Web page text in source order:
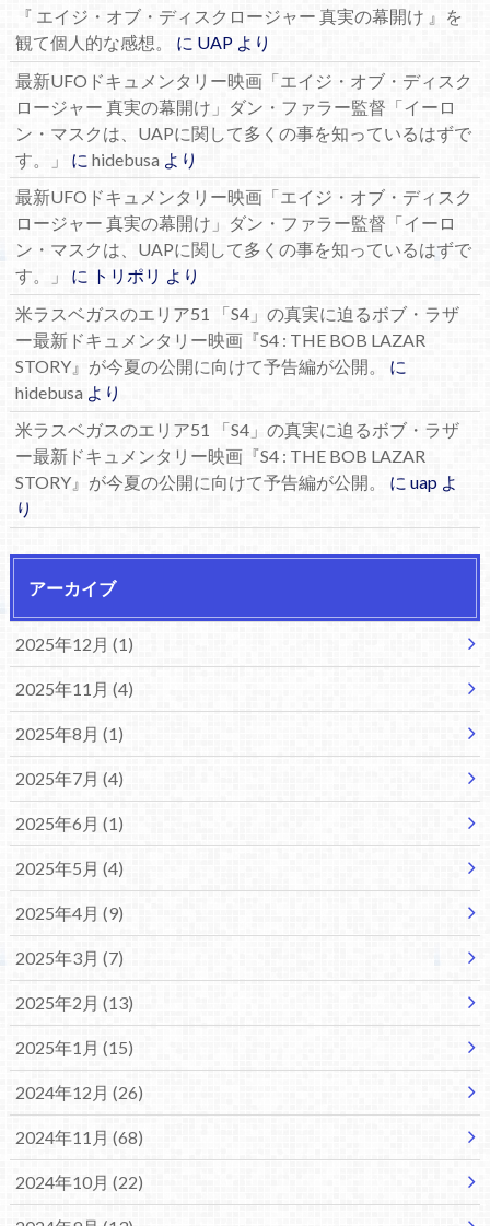
『 エイジ・オブ・ディスクロージャー 真実の幕開け 』を
観て個人的な感想。
に UAPより
最新UFOドキュメンタリー映画「エイジ・オブ・ディスク
ロージャー 真実の幕開け」ダン・ファラー監督「イーロ
ン・マスクは、UAPに関して多くの事を知っているはずで
す。」
に hidebusaより
最新UFOドキュメンタリー映画「エイジ・オブ・ディスク
ロージャー 真実の幕開け」ダン・ファラー監督「イーロ
ン・マスクは、UAPに関して多くの事を知っているはずで
す。」
に トリポリ より
米ラスベガスのエリア51 「S4」の真実に迫るボブ・ラザ
ー最新ドキュメンタリー映画『S4 : THE BOB LAZAR
STORY』が今夏の公開に向けて予告編が公開。
に
hidebusaより
米ラスベガスのエリア51 「S4」の真実に迫るボブ・ラザ
ー最新ドキュメンタリー映画『S4 : THE BOB LAZAR
STORY』が今夏の公開に向けて予告編が公開。
に uapよ
り
アーカイブ
2025年12月 (1)
2025年11月 (4)
2025年8月 (1)
2025年7月 (4)
2025年6月 (1)
2025年5月 (4)
2025年4月 (9)
2025年3月 (7)
2025年2月 (13)
2025年1月 (15)
2024年12月 (26)
2024年11月 (68)
2024年10月 (22)